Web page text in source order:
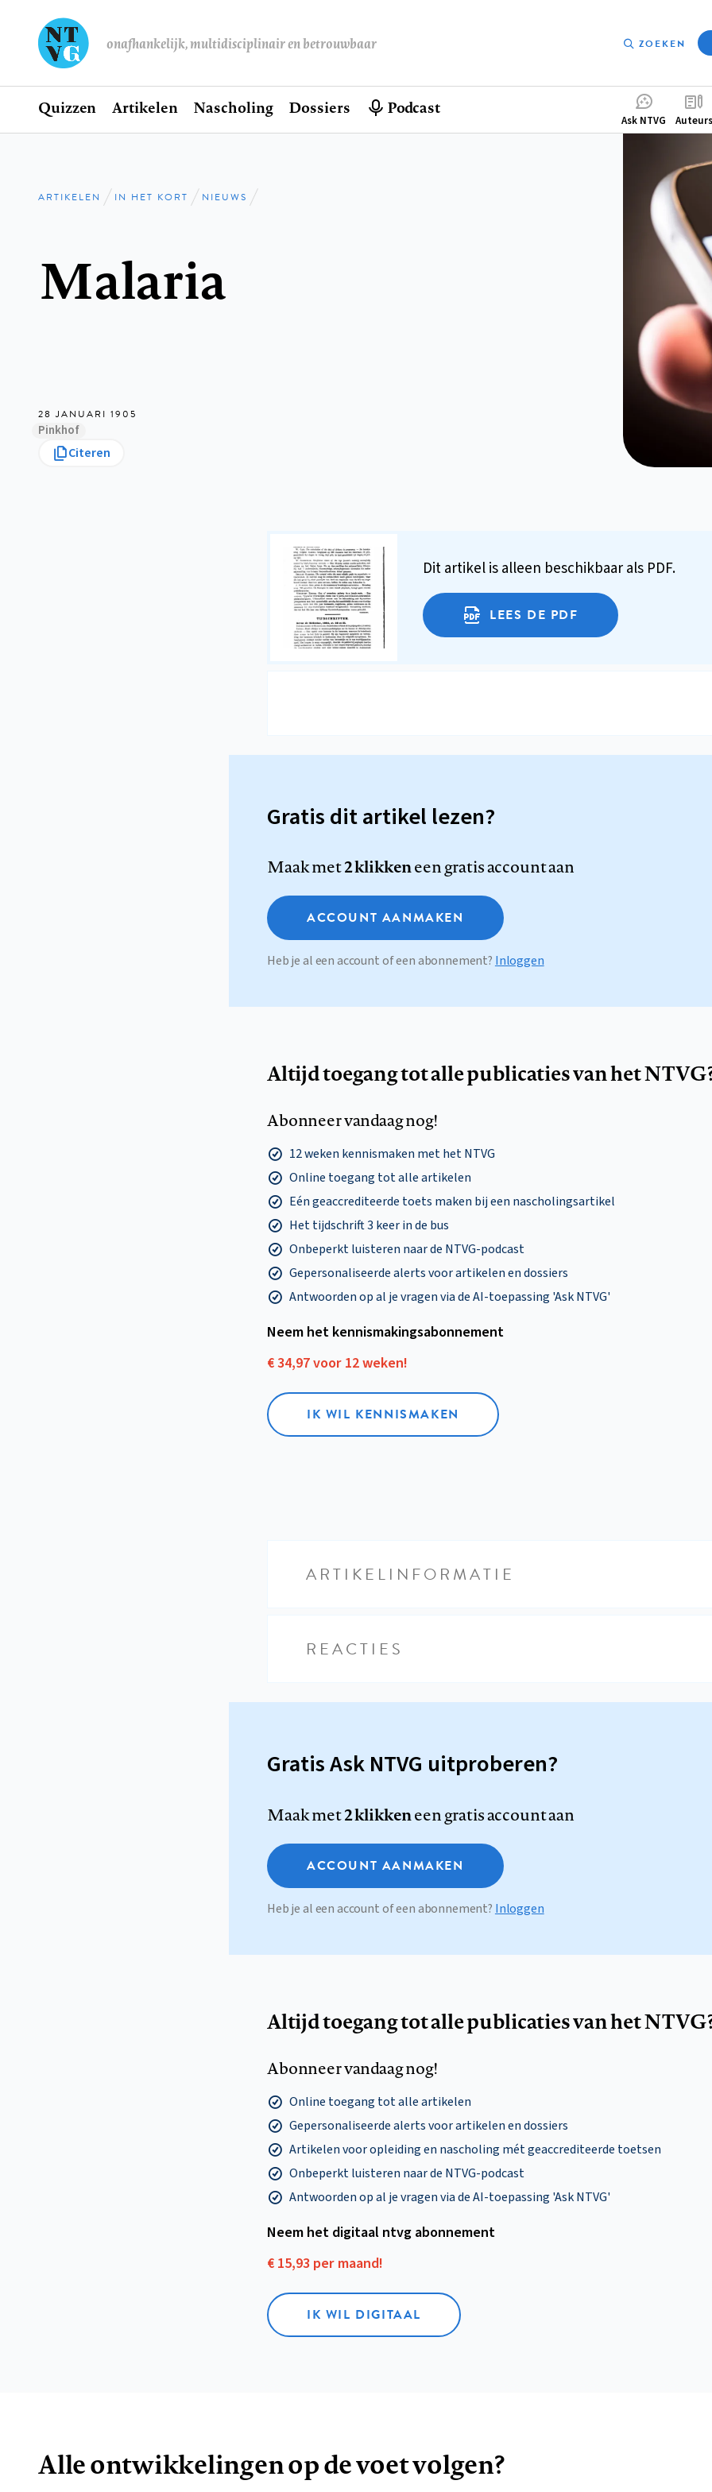
onafhankelijk, multidisciplinair en betrouwbaar ZOEKEN
Hoofdnavigatie
Home
Quizzen Artikelen Nascholing Dossiers Podcast
Ask NTVG Auteurs
Kruimelpad
ARTIKELEN IN HET KORT NIEUWS
Malaria
28 JANUARI 1905
Pinkhof
Citeren
Dit artikel is alleen beschikbaar als PDF.
LEES DE PDF
Gratis dit artikel lezen?
Maak met2 klikkeneen gratis account aan
ACCOUNT AANMAKEN
Heb je al een account of een abonnement? Inloggen
Altijd toegang tot alle publicaties van het
Abonneer vandaag nog!
12 weken kennismaken met het NTVG
Online toegang tot alle artikelen
Eén geaccrediteerde toets maken bij een nascholingsartikel
Het tijdschrift 3 keer in de bus
Onbeperkt luisteren naar de NTVG-podcast
Gepersonaliseerde alerts voor artikelen en dossiers
Antwoorden op al je vragen via de AI-toepassing 'Ask NTVG'
Neem het kennismakings­abonnement
€ 34,97 voor 12 weken!
IK WIL KENNISMAKEN
ARTIKELINFORMATIE
REACTIES
Gratis Ask NTVG uitproberen?
Maak met2 klikkeneen gratis account aan
ACCOUNT AANMAKEN
Heb je al een account of een abonnement? Inloggen
Altijd toegang tot alle publicaties van het
Abonneer vandaag nog!
Online toegang tot alle artikelen
Gepersonaliseerde alerts voor artikelen en dossiers
Artikelen voor opleiding en nascholing mét geaccrediteerde toetsen
Onbeperkt luisteren naar de NTVG-podcast
Antwoorden op al je vragen via de AI-toepassing 'Ask NTVG'
Neem het digitaal ntvg abonnement
€ 15,93 per maand!
IK WIL DIGITAAL
Alle ontwikkelingen op de voet volgen?